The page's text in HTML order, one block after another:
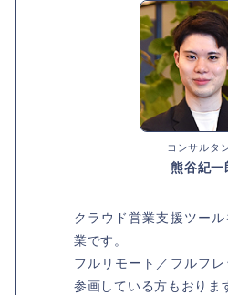
コンサルタ
熊谷紀一
クラウド営業支援ツー
業です。
フルリモート／フルフ
参画している方もおりま